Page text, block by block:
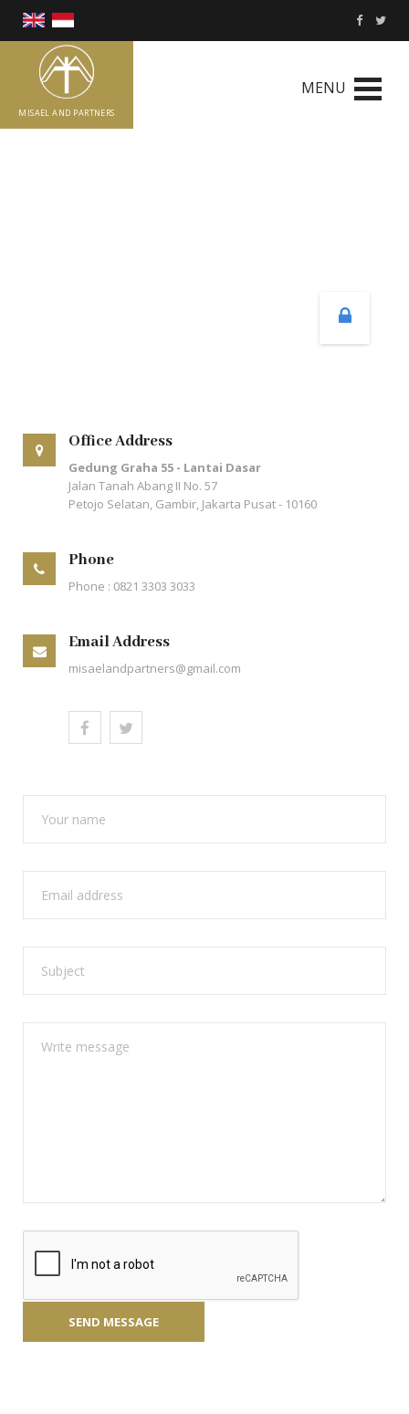
MISAEL AND PARTNERS
MENU
Office Address
Gedung Graha 55 - Lantai Dasar
Jalan Tanah Abang II No. 57
Petojo Selatan, Gambir, Jakarta Pusat - 10160
Phone
Phone : 0821 3303 3033
Email Address
misaelandpartners@gmail.com